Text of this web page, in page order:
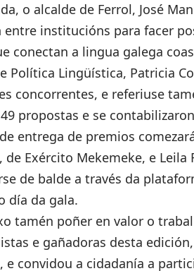
o alcalde de Ferrol, José
entre institucións para facer
conectan a lingua galega
Política Lingüística, Patricia
concorrentes, e referiuse
propostas e se
entrega de premios
de Exército Mekemeke, e Leila
de balde a través da
día da gala.
tamén poñer en valor o
e gañadoras desta
e convidou a cidadanía a